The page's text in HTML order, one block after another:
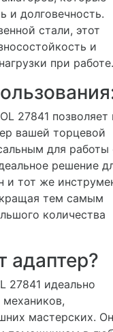
и долговечность.
стали, этот
и
при работе.
27841 позволяет
вашей торцевой
для работы
решение
и тот же
тем самым
количества
адаптер?
27841 идеально
мастерских. Он